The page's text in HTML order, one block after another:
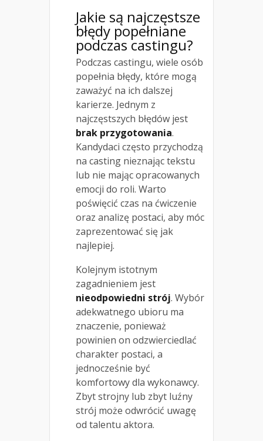
Jakie są najczęstsze
błędy popełniane
podczas castingu?
Podczas castingu, wiele osób
popełnia błędy, które mogą
zaważyć na ich dalszej
karierze. Jednym z
najczęstszych błędów jest
brak przygotowania.
Kandydaci często przychodzą
na casting nieznając tekstu
lub nie mając opracowanych
emocji do roli. Warto
poświęcić czas na ćwiczenie
oraz analizę postaci, aby móc
zaprezentować się jak
najlepiej.
Kolejnym istotnym
zagadnieniem jest
nieodpowiedni strój. Wybór
adekwatnego ubioru ma
znaczenie, ponieważ
powinien on odzwierciedlać
charakter postaci, a
jednocześnie być
komfortowy dla wykonawcy.
Zbyt strojny lub zbyt luźny
strój może odwrócić uwagę
od talentu aktora.